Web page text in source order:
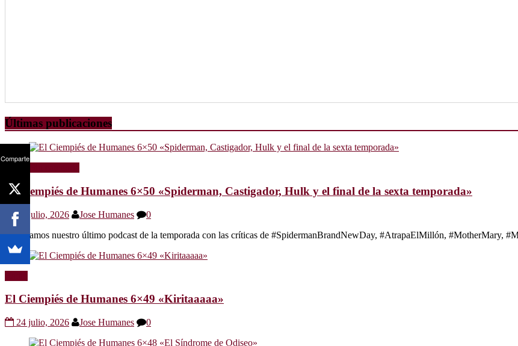
Últimas publicaciones
El Ciempiés de Humanes 6×50 «Spiderman, Castigador, Hulk y el final de la sexta temporada»
30 julio, 2026 Jose Humanes
0
Os dejamos nuestro último podcast de la temporada con las críticas de #SpidermanBrandNewDay, #AtrapaElMillón, #MotherMary,
El Ciempiés de Humanes 6×49 «Kiritaaaaa»
24 julio, 2026 Jose Humanes 0
Comparte